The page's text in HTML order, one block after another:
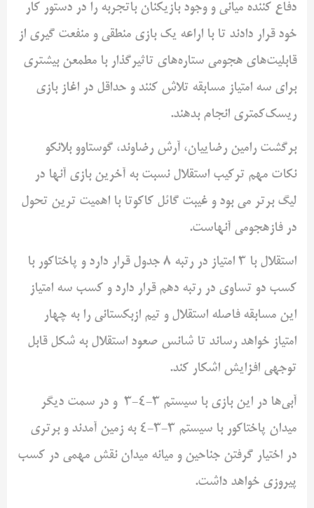
دفاع کننده میانی و وجود بازیکنان باتجربه را در دستور کار
خود قرار دادند تا با اراعه یک بازی منطقی و منفعت گیری از
قابلیت‌های هجومی ستاره‌های تاثیرگذار با مطمعن بیشتری
برای سه امتیاز مسابقه تلاش کنند و حداقل در اغاز بازی
ریسک‌کمتری انجام بدهند.
برگشت رامین رضاییان، آرش رضاوند، گوستاوو بلانکو
نکات مهم ترکیب استقلال نسبت به آخرین بازی آنها در
لیگ برتر می بود و غیبت گائل کاکوتا با اهمیت ترین تحول
در فازهجومی آنهاست.
استقلال با 3 امتیاز در رتبه 8 جدول قرار دارد و پاختاکور با
کسب دو تساوی در رتبه دهم قرار دارد و کسب سه امتیاز
این مسابقه فاصله استقلال و تیم ازبکستانی را به چهار
امتیاز خواهد رساند تا شانس صعود استقلال به شکل قابل
توجهی افزایش اشکار کند.
آبی‌‌ها در این بازی با سیستم 3-4-3 و در سمت دیگر
میدان پاختاکور با سیستم 3-3-4 به زمین آمدند و برتری
در اختیار گرفتن جناحین و میانه میدان نقش مهمی در کسب
پیروزی خواهد داشت.